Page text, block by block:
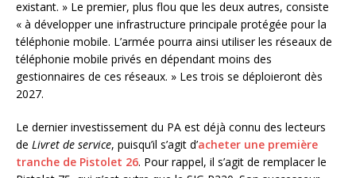
existant. » Le premier, plus flou que les deux autres, consiste
« à développer une infrastructure principale protégée pour la
téléphonie mobile. L’armée pourra ainsi utiliser les réseaux de
téléphonie mobile privés en dépendant moins des
gestionnaires de ces réseaux. » Les trois se déploieront dès
2027.
Le dernier investissement du PA est déjà connu des lecteurs
de Livret de service, puisqu’il s’agit d’acheter une première
tranche de Pistolet 26. Pour rappel, il s’agit de remplacer le